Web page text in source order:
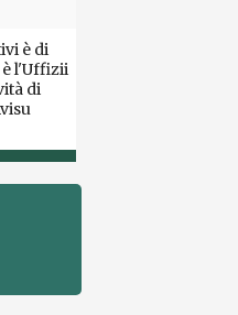
è di
è l'Uffizii
di